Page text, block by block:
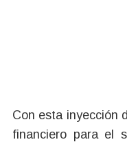
Con esta inyección
financiero para el